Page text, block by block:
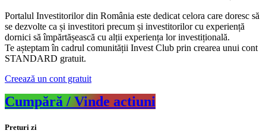
Portalul Investitorilor din România este dedicat celora care doresc să
se dezvolte ca și investitori precum și investitorilor cu experiență
dornici să împărtășească cu alții experiența lor investițională.
Te așteptam în cadrul comunității Invest Club prin crearea unui cont
STANDARD gratuit.
Creează un cont gratuit
Cumpără / Vinde actiuni
Preturi zi